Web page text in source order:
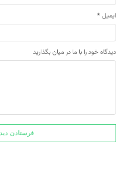
ایمیل *
دیدگاه خود را با ما در میان بگذارید